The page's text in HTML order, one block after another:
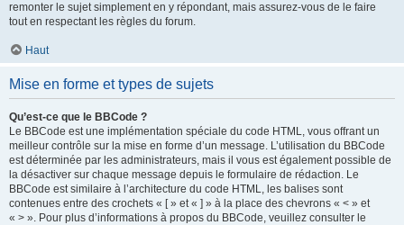
remonter le sujet simplement en y répondant, mais assurez-vous de le faire
tout en respectant les règles du forum.
Haut
Mise en forme et types de sujets
Qu’est-ce que le BBCode ?
Le BBCode est une implémentation spéciale du code HTML, vous offrant un
meilleur contrôle sur la mise en forme d’un message. L’utilisation du BBCode
est déterminée par les administrateurs, mais il vous est également possible de
la désactiver sur chaque message depuis le formulaire de rédaction. Le
BBCode est similaire à l’architecture du code HTML, les balises sont
contenues entre des crochets « [ » et « ] » à la place des chevrons « < » et
« > ». Pour plus d’informations à propos du BBCode, veuillez consulter le